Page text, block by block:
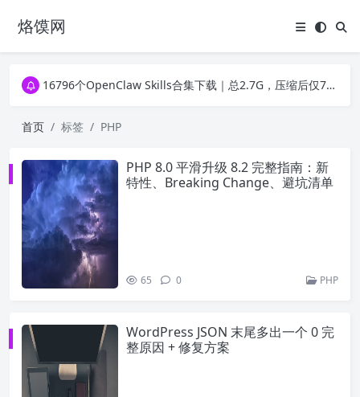
烙馍网
16796个OpenClaw Skills合集下载｜总2.7G，压缩后仅738M，覆盖全场景技能
16796个OpenClaw Skills合集下载｜总2.7G，压缩后仅738M，覆盖全场景技能
首页
标签 PHP
PHP 8.0 平滑升级 8.2 完整指南：新
特性、Breaking Change、避坑清单
65 0 PHP
WordPress JSON 末尾多出一个 0 完
整原因 + 修复方案